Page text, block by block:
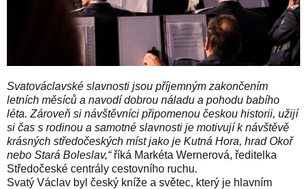
Svatováclavské slavnosti jsou příjemným zakončením
letních měsíců a navodí dobrou náladu a pohodu babího
léta. Zároveň si návštěvníci připomenou českou historii, užijí
si čas s rodinou a samotné slavnosti je motivují k návštěvě
krásných středočeských míst jako je Kutná Hora, hrad Okoř
nebo Stará Boleslav,“ říká Markéta Wernerová, ředitelka
Středočeské centrály cestovního ruchu.
Svatý Václav byl český kníže a světec, který je hlavním